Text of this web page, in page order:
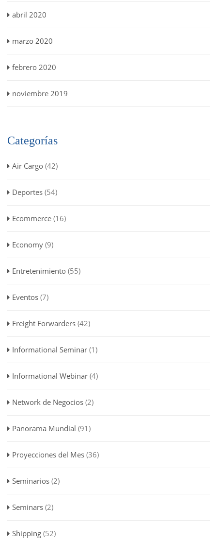
abril 2020
marzo 2020
febrero 2020
noviembre 2019
Categorías
Air Cargo (42)
Deportes (54)
Ecommerce (16)
Economy (9)
Entretenimiento (55)
Eventos (7)
Freight Forwarders (42)
Informational Seminar (1)
Informational Webinar (4)
Network de Negocios (2)
Panorama Mundial (91)
Proyecciones del Mes (36)
Seminarios (2)
Seminars (2)
Shipping (52)